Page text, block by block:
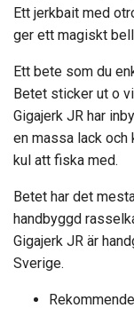
Ett jerkbait med
ger ett magiskt
Ett bete som du
Betet sticker ut o
Gigajerk JR har
en massa lack och
kul att fiska med.
Betet har det
handbyggd
Gigajerk JR är
Sverige.